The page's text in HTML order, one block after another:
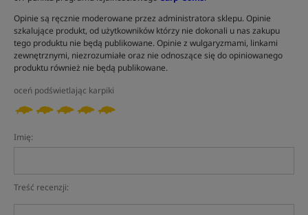
Opinie są ręcznie moderowane przez administratora sklepu. Opinie
szkalujące produkt, od użytkowników którzy nie dokonali u nas zakupu
tego produktu nie będą publikowane. Opinie z wulgaryzmami, linkami
zewnętrznymi, niezrozumiałe oraz nie odnoszące się do opiniowanego
produktu również nie będą publikowane.
oceń podświetlając karpiki
Imię:
Treść recenzji: